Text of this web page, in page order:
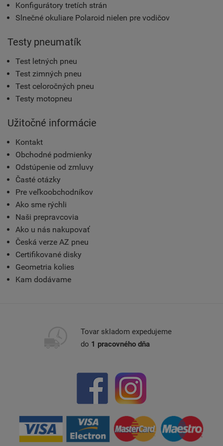
Konfigurátory tretích strán
Slnečné okuliare Polaroid nielen pre vodičov
Testy pneumatík
Test letných pneu
Test zimných pneu
Test celoročných pneu
Testy motopneu
Užitočné informácie
Kontakt
Obchodné podmienky
Odstúpenie od zmluvy
Časté otázky
Pre veľkoobchodníkov
Ako sme rýchli
Naši prepravcovia
Ako u nás nakupovať
Česká verze AZ pneu
Certifikované disky
Geometria kolies
Kam dodávame
Tovar skladom expedujeme
do 1 pracovného dňa